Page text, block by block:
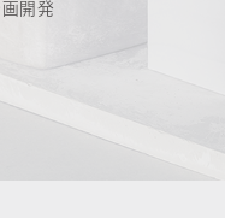
開発
開発